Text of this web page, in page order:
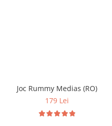
Joc Rummy Medias (RO)
179 Lei